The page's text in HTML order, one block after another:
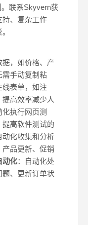
联系Skyvern获
持、复杂工作
据，如价格、产
需手动复制粘
线表单，如注
高效率减少人
化执行网页测
高软件测试的
动化收集和分析
品更新、促销
动化：自动化处
、更新订单状